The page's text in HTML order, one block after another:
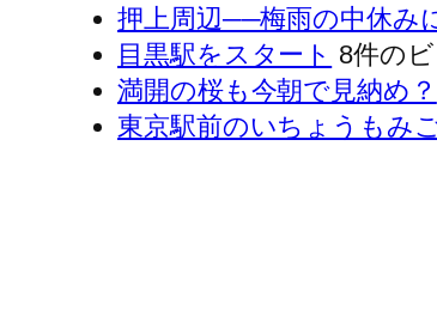
押上周辺──梅雨の中休み
目黒駅をスタート 8件の
満開の桜も今朝で見納め？
東京駅前のいちょうもみ